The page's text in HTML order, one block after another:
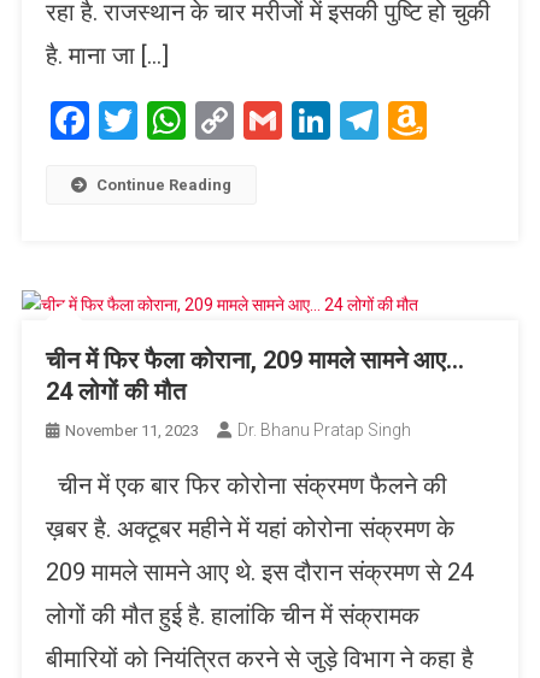
रहा है. राजस्थान के चार मरीजों में इसकी पुष्टि हो चुकी
है. माना जा […]
Facebook
Twitter
WhatsApp
CopyGmailLinkedIn
Telegram
Continue Reading
चीन में फिर फैला कोराना, 209 मामले सामने आए…
24 लोगों की मौत
November 11, 2023 Dr. Bhanu Pratap Singh
चीन में एक बार फिर कोरोना संक्रमण फैलने की
ख़बर है. अक्टूबर महीने में यहां कोरोना संक्रमण के
209 मामले सामने आए थे. इस दौरान संक्रमण से 24
लोगों की मौत हुई है. हालांकि चीन में संक्रामक
बीमारियों को नियंत्रित करने से जुड़े विभाग ने कहा है